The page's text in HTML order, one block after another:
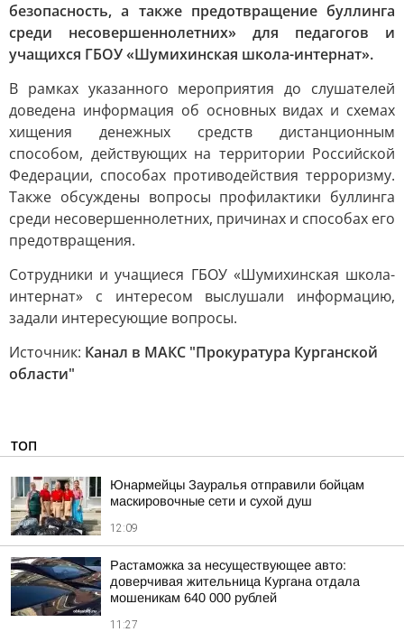
безопасность, а также предотвращение буллинга
среди несовершеннолетних» для педагогов и
учащихся ГБОУ «Шумихинская школа-интернат».
В рамках указанного мероприятия до слушателей
доведена информация об основных видах и схемах
хищения денежных средств дистанционным
способом, действующих на территории Российской
Федерации, способах противодействия терроризму.
Также обсуждены вопросы профилактики буллинга
среди несовершеннолетних, причинах и способах его
предотвращения.
Сотрудники и учащиеся ГБОУ «Шумихинская школа-
интернат» с интересом выслушали информацию,
задали интересующие вопросы.
Источник: Канал в МАКС "Прокуратура Курганской
области"
ТОП
Юнармейцы Зауралья отправили бойцам
маскировочные сети и сухой душ
12:09
Растаможка за несуществующее авто:
доверчивая жительница Кургана отдала
мошеникам 640 000 рублей
11:27